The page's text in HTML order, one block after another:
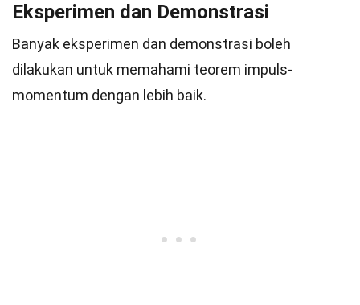
Eksperimen dan Demonstrasi
Banyak eksperimen dan demonstrasi boleh
dilakukan untuk memahami teorem impuls-
momentum dengan lebih baik.